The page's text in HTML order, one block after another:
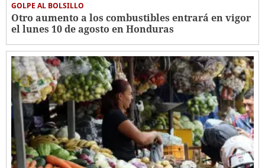
GOLPE AL BOLSILLO
Otro aumento a los combustibles entrará en vigor
el lunes 10 de agosto en Honduras